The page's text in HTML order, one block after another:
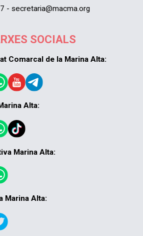
- secretaria@macma.org
SOCIALS
Comarcal de la Marina Alta:
Alta:
Marina Alta:
Marina Alta: